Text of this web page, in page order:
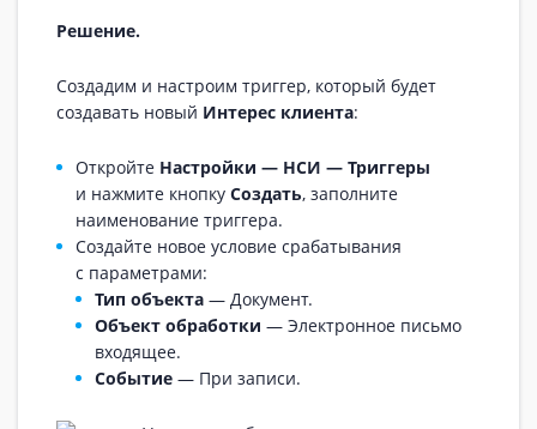
Решение.
Создадим и настроим триггер, который будет
создавать новый Интерес клиента:
Откройте Настройки — НСИ — Триггеры
и нажмите кнопку Создать, заполните
наименование триггера.
Создайте новое условие срабатывания
с параметрами:
Тип объекта — Документ.
Объект обработки — Электронное письмо
входящее.
Событие — При записи.